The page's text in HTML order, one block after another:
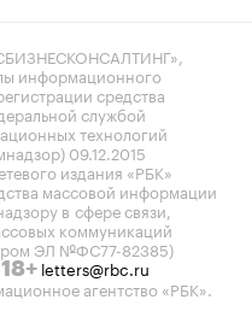
информационного
средства
службой
технологий
09.12.2015
издания «РБК»
массовой информации
в сфере связи,
коммуникаций
ЭЛ №ФС77-82385)
18+ letters@rbc.ru
агентство «РБК».